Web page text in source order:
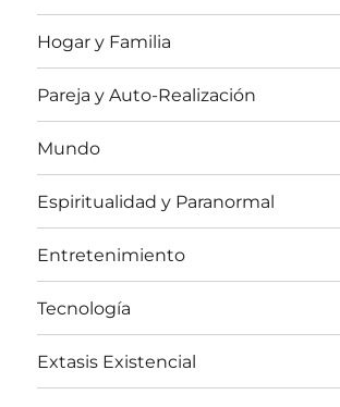
Hogar y Familia
Pareja y Auto-Realización
Mundo
Espiritualidad y Paranormal
Entretenimiento
Tecnología
Extasis Existencial